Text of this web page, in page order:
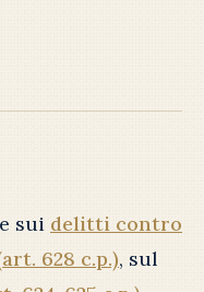
sui delitti contro
628 c.p.), sul